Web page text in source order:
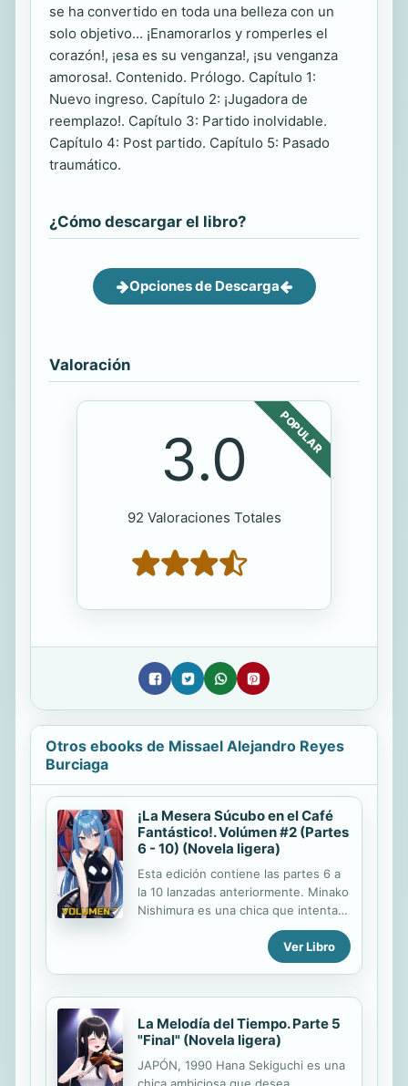
se ha convertido en toda una belleza con un
solo objetivo... ¡Enamorarlos y romperles el
corazón!, ¡esa es su venganza!, ¡su venganza
amorosa!. Contenido. Prólogo. Capítulo 1:
Nuevo ingreso. Capítulo 2: ¡Jugadora de
reemplazo!. Capítulo 3: Partido inolvidable.
Capítulo 4: Post partido. Capítulo 5: Pasado
traumático.
¿Cómo descargar el libro?
Opciones de Descarga
Valoración
POPULAR
3.0
92 Valoraciones Totales
Otros ebooks de Missael Alejandro Reyes
Burciaga
¡La Mesera Súcubo en el Café
Fantástico!. Volúmen #2 (Partes
6 - 10) (Novela ligera)
Esta edición contiene las partes 6 a
la 10 lanzadas anteriormente. Minako
Nishimura es una chica que intenta
independizarse de sus padres ricos
consiguiendo un trabajo. Sin
embargo siempre es rechazada hasta
trabajar en el Café Fantástico, un
restaurante donde las meseras se
disfrazan de criaturas mágicas y
adoptan una personalidad
exagerada. Pero para su desgracia...
Ver Libro
La Melodía del Tiempo. Parte 5
"Final" (Novela ligera)
JAPÓN, 1990 Hana Sekiguchi es una
chica ambiciosa que desea